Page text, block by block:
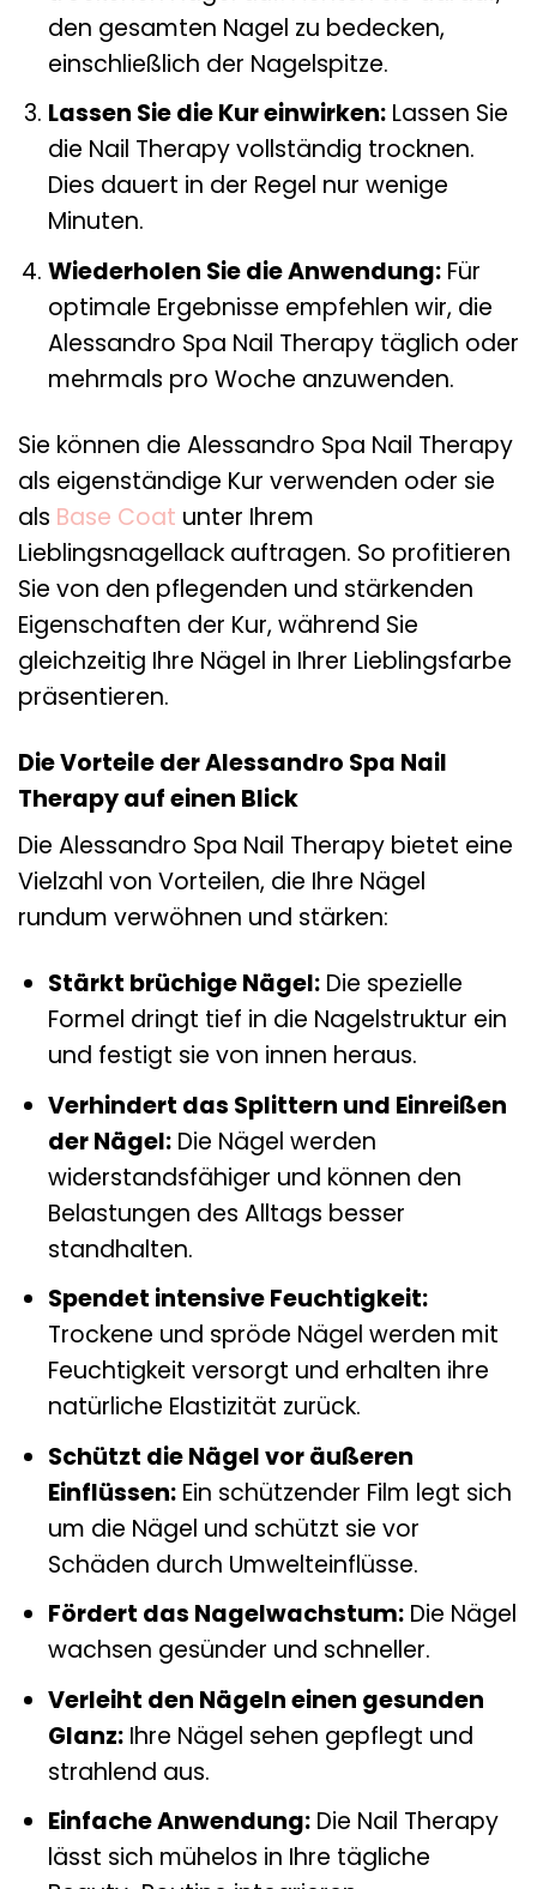
den gesamten Nagel zu bedecken,
einschließlich der Nagelspitze.
Lassen Sie die Kur einwirken:Lassen Sie
die Nail Therapy vollständig trocknen.
Dies dauert in der Regel nur wenige
Minuten.
Wiederholen Sie die Anwendung:Für
optimale Ergebnisse empfehlen wir, die
Alessandro Spa Nail Therapy täglich oder
mehrmals pro Woche anzuwenden.
Sie können die Alessandro Spa Nail Therapy
als eigenständige Kur verwenden oder sie
als Base Coat unter Ihrem
Lieblingsnagellack auftragen. So profitieren
Sie von den pflegenden und stärkenden
Eigenschaften der Kur, während Sie
gleichzeitig Ihre Nägel in Ihrer Lieblingsfarbe
präsentieren.
Die Vorteile der Alessandro Spa Nail
Therapy auf einen Blick
Die Alessandro Spa Nail Therapy bietet eine
Vielzahl von Vorteilen, die Ihre Nägel
rundum verwöhnen und stärken:
Stärkt brüchige Nägel:Die spezielle
Formel dringt tief in die Nagelstruktur ein
und festigt sie von innen heraus.
Verhindert das Splittern und Einreißen
der Nägel:Die Nägel werden
widerstandsfähiger und können den
Belastungen des Alltags besser
standhalten.
Spendet intensive Feuchtigkeit:
Trockene und spröde Nägel werden mit
Feuchtigkeit versorgt und erhalten ihre
natürliche Elastizität zurück.
Schützt die Nägel vor äußeren
Einflüssen:Ein schützender Film legt sich
um die Nägel und schützt sie vor
Schäden durch Umwelteinflüsse.
Fördert das Nagelwachstum:Die Nägel
wachsen gesünder und schneller.
Verleiht den Nägeln einen gesunden
Glanz:Ihre Nägel sehen gepflegt und
strahlend aus.
Einfache Anwendung:Die Nail Therapy
lässt sich mühelos in Ihre tägliche